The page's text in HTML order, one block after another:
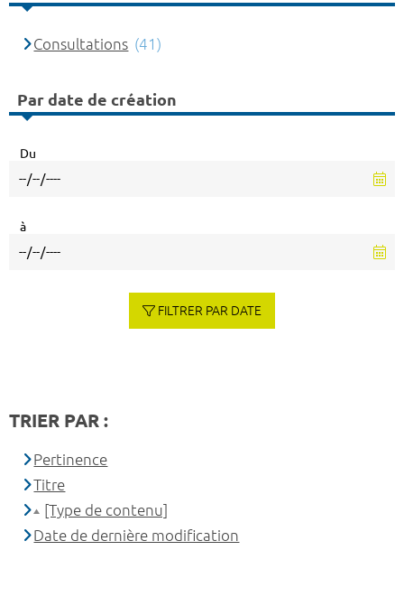
Consultations (41)
Par date de création
Du
à
FILTRER PAR DATE
TRIER PAR :
Pertinence
Titre
[Type de contenu]
Date de dernière modification